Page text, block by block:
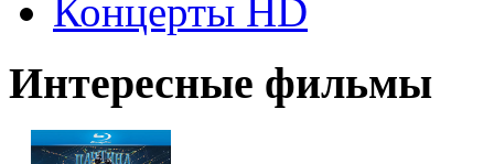
Концерты HD
Интересные фильмы